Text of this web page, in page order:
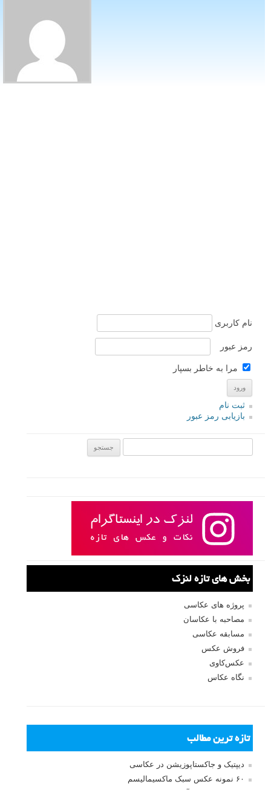
نام کاربری
رمز عبور
مرا به خاطر بسپار
ثبت نام
بازیابی رمز عبور
بخش های تازه لنزک
پروژه های عکاسی
مصاحبه با عکاسان
مسابقه عکاسی
فروش عکس
عکس‌کاوی
نگاه عکاس
تازه ترین مطالب
دیپتیک و جاکستا‌پوزیشن در عکاسی
۶۰ نمونه عکس سبک ماکسیمالیسم